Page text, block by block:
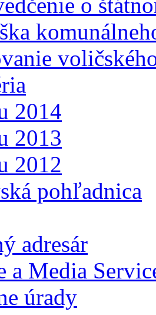
2014
2013
2012
pohľadnica
adresár
a Media
úrady